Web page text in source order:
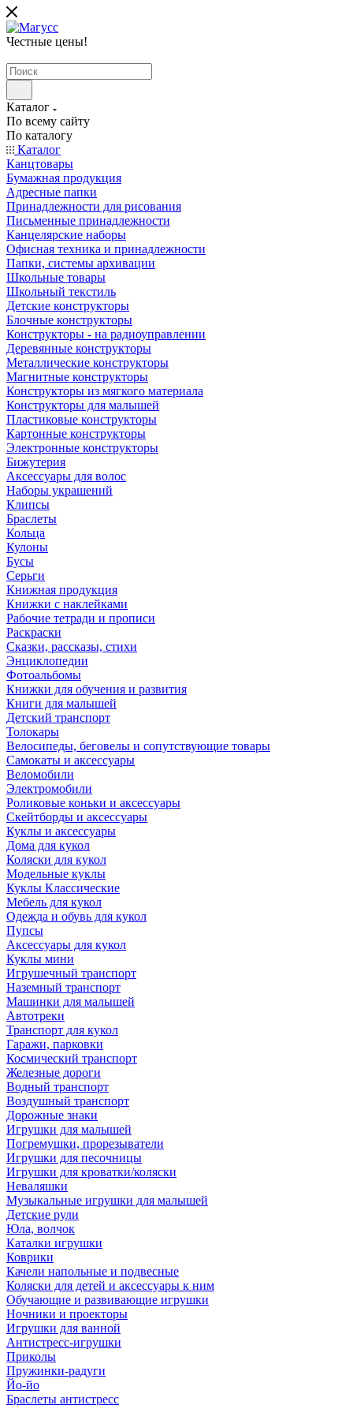
Честные цены!
Каталог
По всему сайту
По каталогу
Каталог
Канцтовары
Бумажная продукция
Адресные папки
Принадлежности для рисования
Письменные принадлежности
Канцелярские наборы
Офисная техника и принадлежности
Папки, системы архивации
Школьные товары
Школьный текстиль
Детские конструкторы
Блочные конструкторы
Конструкторы - на радиоуправлении
Деревянные конструкторы
Металлические конструкторы
Магнитные конструкторы
Конструкторы из мягкого материала
Конструкторы для малышей
Пластиковые конструкторы
Картонные конструкторы
Электронные конструкторы
Бижутерия
Аксессуары для волос
Наборы украшений
Клипсы
Браслеты
Кольца
Кулоны
Бусы
Серьги
Книжная продукция
Книжки с наклейками
Рабочие тетради и прописи
Раскраски
Сказки, рассказы, стихи
Энциклопедии
Фотоальбомы
Книжки для обучения и развития
Книги для малышей
Детский транспорт
Толокары
Велосипеды, беговелы и сопутствующие товары
Самокаты и аксессуары
Веломобили
Электромобили
Роликовые коньки и аксессуары
Скейтборды и аксессуары
Куклы и аксессуары
Дома для кукол
Коляски для кукол
Модельные куклы
Куклы Классические
Мебель для кукол
Одежда и обувь для кукол
Пупсы
Аксессуары для кукол
Куклы мини
Игрушечный транспорт
Наземный транспорт
Машинки для малышей
Автотреки
Транспорт для кукол
Гаражи, парковки
Космический транспорт
Железные дороги
Водный транспорт
Воздушный транспорт
Дорожные знаки
Игрушки для малышей
Погремушки, прорезыватели
Игрушки для песочницы
Игрушки для кроватки/коляски
Неваляшки
Музыкальные игрушки для малышей
Детские рули
Юла, волчок
Каталки игрушки
Коврики
Качели напольные и подвесные
Коляски для детей и аксессуары к ним
Обучающие и развивающие игрушки
Ночники и проекторы
Игрушки для ванной
Антистресс-игрушки
Приколы
Пружинки-радуги
Йо-йо
Браслеты антистресс